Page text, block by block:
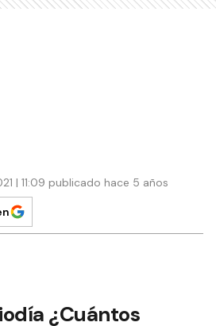
| 11:09 publicado hace 5 años
¿Cuántos